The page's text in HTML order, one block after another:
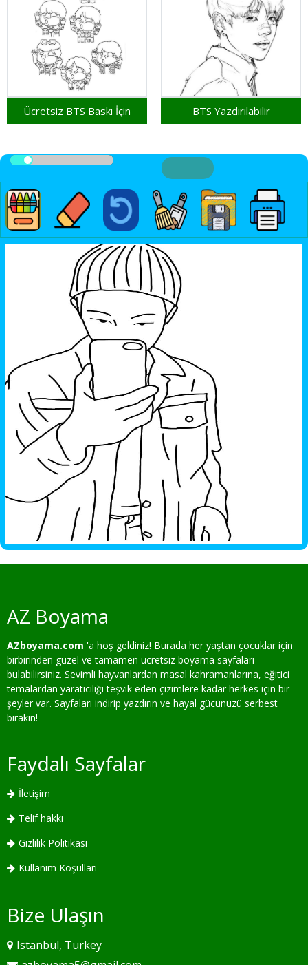
Ücretsiz BTS Baskı İçin BTS Yazdırılabilir
AZ Boyama
AZboyama.com 'a hoş geldiniz! Burada her yaştan çocuklar için
birbirinden güzel ve tamamen ücretsiz boyama sayfaları
bulabilirsiniz. Sevimli hayvanlardan masal kahramanlarına, eğitici
temalardan yaratıcılığı teşvik eden çizimlere kadar herkes için bir
şeyler var. Sayfaları indirip yazdırın ve hayal gücünüzü serbest
bırakın!
Faydalı Sayfalar
İletişim
Telif hakkı
Gizlilik Politikası
Kullanım Koşulları
Bize Ulaşın
Istanbul, Turkey